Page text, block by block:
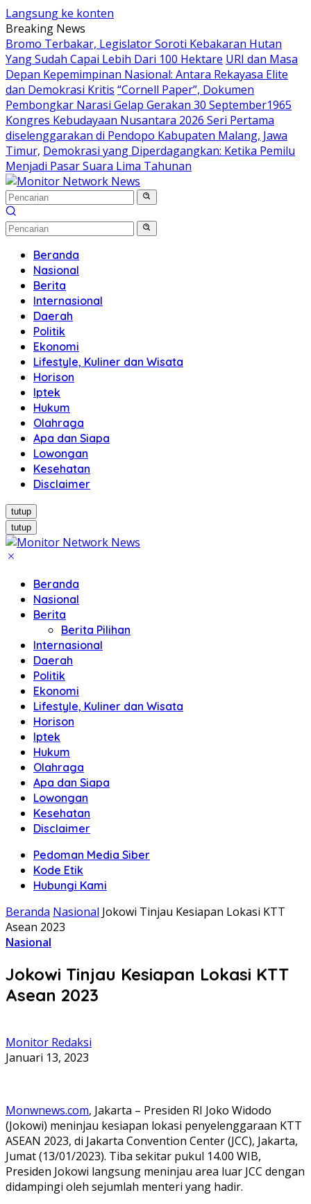
Langsung ke konten
Breaking News
Bromo Terbakar, Legislator Soroti Kebakaran Hutan
Yang Sudah Capai Lebih Dari 100 Hektare URI dan Masa
Depan Kepemimpinan Nasional: Antara Rekayasa Elite
dan Demokrasi Kritis “Cornell Paper”, Dokumen
Pembongkar Narasi Gelap Gerakan 30 September1965
Kongres Kebudayaan Nusantara 2026 Seri Pertama
diselenggarakan di Pendopo Kabupaten Malang, Jawa
Timur, Demokrasi yang Diperdagangkan: Ketika Pemilu
Menjadi Pasar Suara Lima Tahunan
Beranda
Nasional
Berita
Internasional
Daerah
Politik
Ekonomi
Lifestyle, Kuliner dan Wisata
Horison
Iptek
Hukum
Olahraga
Apa dan Siapa
Lowongan
Kesehatan
Disclaimer
tutup
tutup
Beranda
Nasional
Berita
Berita Pilihan
Internasional
Daerah
Politik
Ekonomi
Lifestyle, Kuliner dan Wisata
Horison
Iptek
Hukum
Olahraga
Apa dan Siapa
Lowongan
Kesehatan
Disclaimer
Pedoman Media Siber
Kode Etik
Hubungi Kami
Beranda Nasional Jokowi Tinjau Kesiapan Lokasi KTT
Asean 2023
Nasional
Jokowi Tinjau Kesiapan Lokasi KTT
Asean 2023
Monitor Redaksi
Januari 13, 2023
Monwnews.com, Jakarta – Presiden RI Joko Widodo
(Jokowi) meninjau kesiapan lokasi penyelenggaraan KTT
ASEAN 2023, di Jakarta Convention Center (JCC), Jakarta,
Jumat (13/01/2023). Tiba sekitar pukul 14.00 WIB,
Presiden Jokowi langsung meninjau area luar JCC dengan
didampingi oleh sejumlah menteri yang hadir.